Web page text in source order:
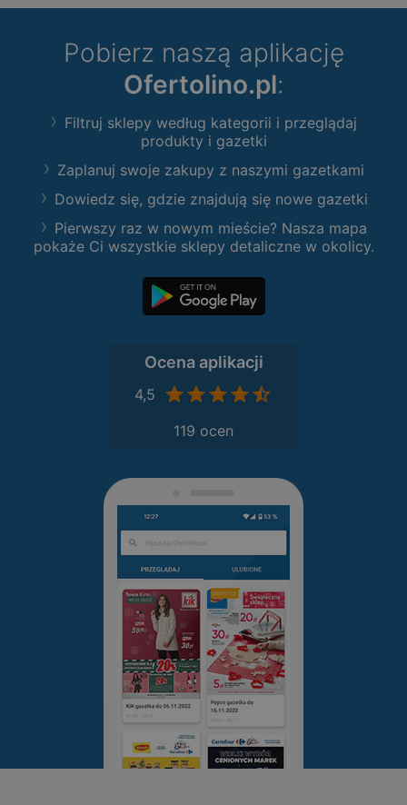
Pobierz naszą aplikację
Ofertolino.pl:
Filtruj sklepy według kategorii i przeglądaj
produkty i gazetki
Zaplanuj swoje zakupy z naszymi gazetkami
Dowiedz się, gdzie znajdują się nowe gazetki
Pierwszy raz w nowym mieście? Nasza mapa
pokaże Ci wszystkie sklepy detaliczne w okolicy.
Ocena aplikacji
4,5
119 ocen